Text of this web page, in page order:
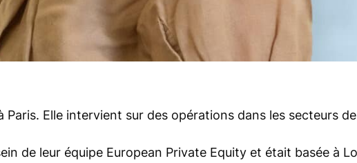
Elle intervient sur des opérations dans les secteurs
de leur équipe European Private Equity et était basée à